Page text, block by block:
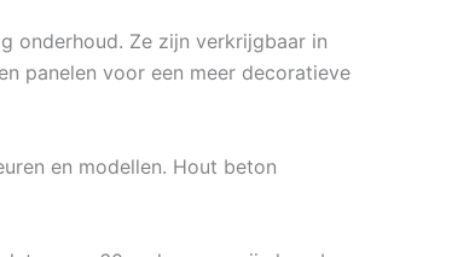
onderhoud. Ze zijn verkrijgbaar in
panelen voor een meer decoratieve
en modellen. Hout beton